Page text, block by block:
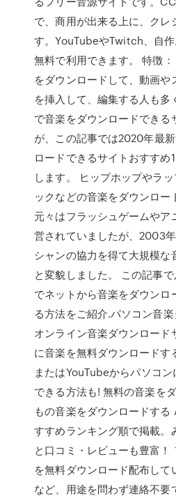
で、商用が出来る上に、クレ
す。YouTubeやTwitch、自
無料で利用できます。 特徴
をダウンロードして、動画や
を挿入して、編集する人も多
で音楽をダウンロードできる
が、この記事では2020年最
ロードできるサイトおすすめ
します。 ヒップホップやラ
ックなどの音楽をダウンロー
元々はフラッシュゲームやア
営されていましたが、2003
シャンの協力を得て大規模な
と変貌しました。 この記事
でネットから音楽をダウンロ
る方法をご紹介.パソコン音
オンライン音楽ダウンロード
に音楽を無料ダウンロードす
またはYouTubeからパソコ
できる方法も! 無料の音楽を
もの音楽をダウンロードす
すすめランキング順で掲載。
と口コミ・レビューも豊富
を無料ダウンロード配布して
など、用途を問わず連絡不要